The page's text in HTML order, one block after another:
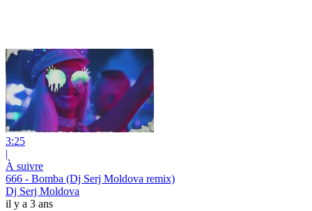
3:25
|
À suivre
666 - Bomba (Dj Serj Moldova remix)
Dj Serj Moldova
il y a 3 ans